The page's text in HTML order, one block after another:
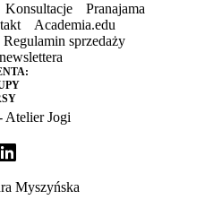
Konsultacje
Pranajama
Academia.edu
Regulamin sprzedaży
Atelier Jogi
Myszyńska